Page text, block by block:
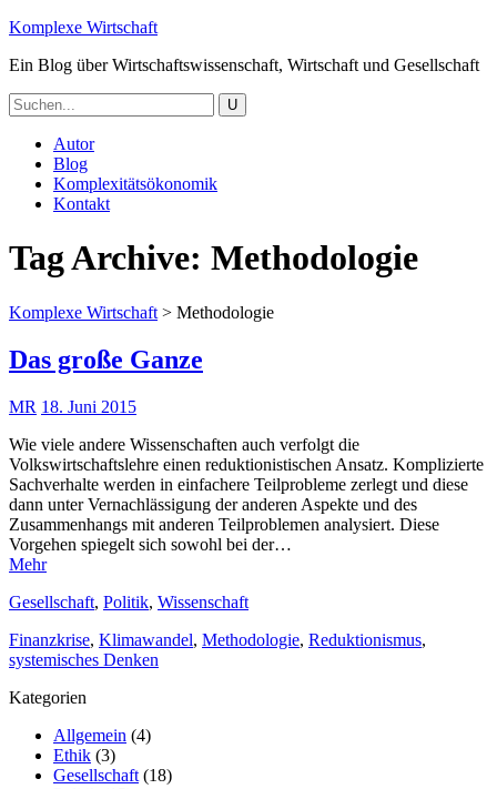
Komplexe Wirtschaft
Ein Blog über Wirtschaftswissenschaft, Wirtschaft und Gesellschaft
Autor
Blog
Komplexitätsökonomik
Kontakt
Tag Archive: Methodologie
Komplexe Wirtschaft > Methodologie
Das große Ganze
MR 18. Juni 2015
Wie viele andere Wissenschaften auch verfolgt die
Volkswirtschaftslehre einen reduktionistischen Ansatz. Komplizierte
Sachverhalte werden in einfachere Teilprobleme zerlegt und diese
dann unter Vernachlässigung der anderen Aspekte und des
Zusammenhangs mit anderen Teilproblemen analysiert. Diese
Vorgehen spiegelt sich sowohl bei der…
Mehr
Gesellschaft, Politik, Wissenschaft
Finanzkrise, Klimawandel, Methodologie, Reduktionismus,
systemisches Denken
Kategorien
Allgemein (4)
Ethik (3)
Gesellschaft (18)